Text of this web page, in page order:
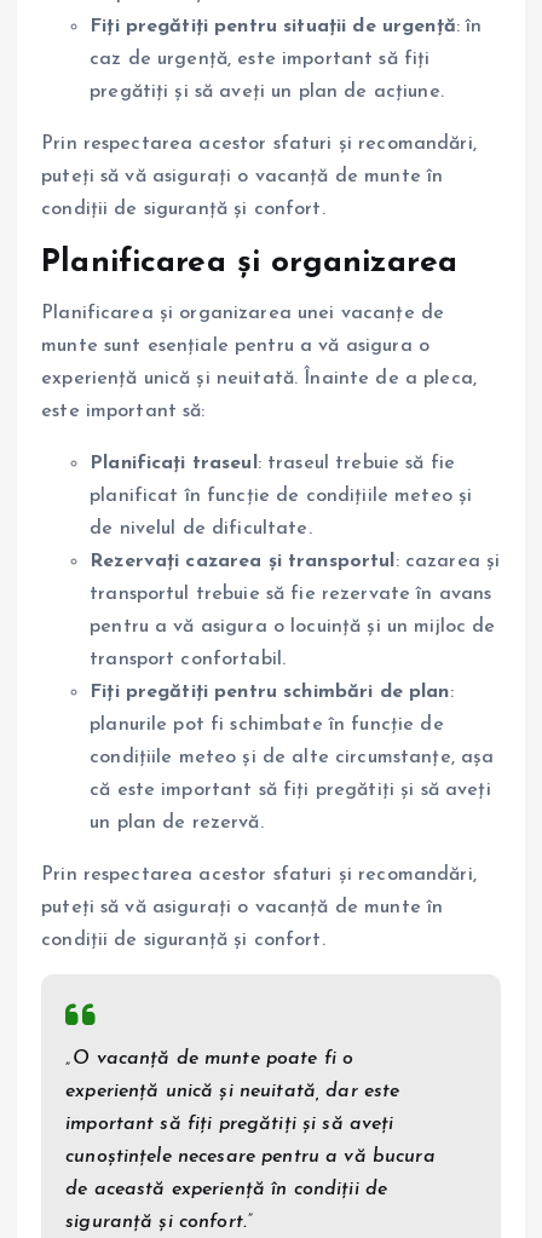
Fiți pregătiți pentru situații de urgență: în
caz de urgență, este important să fiți
pregătiți și să aveți un plan de acțiune.
Prin respectarea acestor sfaturi și recomandări,
puteți să vă asigurați o vacanță de munte în
condiții de siguranță și confort.
Planificarea și organizarea
Planificarea și organizarea unei vacanțe de
munte sunt esențiale pentru a vă asigura o
experiență unică și neuitată. Înainte de a pleca,
este important să:
Planificați traseul: traseul trebuie să fie
planificat în funcție de condițiile meteo și
de nivelul de dificultate.
Rezervați cazarea și transportul: cazarea și
transportul trebuie să fie rezervate în avans
pentru a vă asigura o locuință și un mijloc de
transport confortabil.
Fiți pregătiți pentru schimbări de plan:
planurile pot fi schimbate în funcție de
condițiile meteo și de alte circumstanțe, așa
că este important să fiți pregătiți și să aveți
un plan de rezervă.
Prin respectarea acestor sfaturi și recomandări,
puteți să vă asigurați o vacanță de munte în
condiții de siguranță și confort.
„O vacanță de munte poate fi o
experiență unică și neuitată, dar este
important să fiți pregătiți și să aveți
cunoștințele necesare pentru a vă bucura
de această experiență în condiții de
siguranță și confort.”